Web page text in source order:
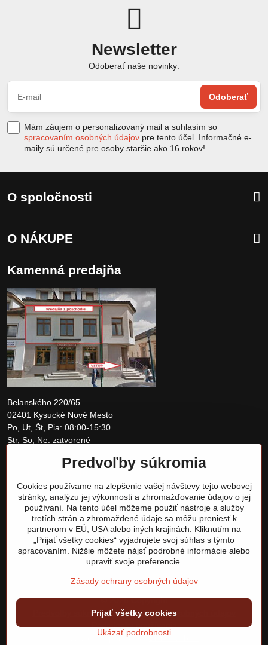
Newsletter
Odoberať naše novinky:
Odoberať
Mám záujem o personalizovaný mail a suhlasím so
spracovaním osobných údajov pre tento účel. Informačné e-
maily sú určené pre osoby staršie ako 16 rokov!
O spoločnosti
O NÁKUPE
Kamenná predajňa
Belanského 220/65
02401 Kysucké Nové Mesto
Po, Ut, Št, Pia: 08:00-15:30
Str, So, Ne: zatvorené
obchod@tomshardware.sk
©2026Copyright
Predvoľby súkromiaZásady ochrany osobných údajov
Podmienky používania
Vytvorené pomocou:BiznisWeb.sk
Predvoľby súkromia
Cookies používame na zlepšenie vašej návštevy tejto webovej
stránky, analýzu jej výkonnosti a zhromažďovanie údajov o jej
používaní. Na tento účel môžeme použiť nástroje a služby
tretích strán a zhromaždené údaje sa môžu preniesť k
partnerom v EÚ, USA alebo iných krajinách. Kliknutím na
„Prijať všetky cookies“ vyjadrujete svoj súhlas s týmto
spracovaním. Nižšie môžete nájsť podrobné informácie alebo
upraviť svoje preferencie.
Zásady ochrany osobných údajov
Ukázať podrobnosti
Prijať všetky cookies